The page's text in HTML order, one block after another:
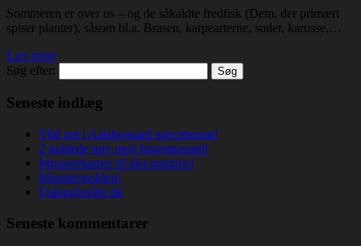
Sommeren er over os – og de såkaldte fredfisk (Dem, der primært
spiser planter), såsom bl.a. Brasen, karpearterne, suder, karusse,…
Læs mere
Søg efter:
Seneste indlæg
Vild nat i Aalsbogaard specimensø!
2 guidede ture med fangstgaranti!
Monsterkarper til discountpris!
Monstergedden!
Fishingforlife.dk
Seneste kommentarer